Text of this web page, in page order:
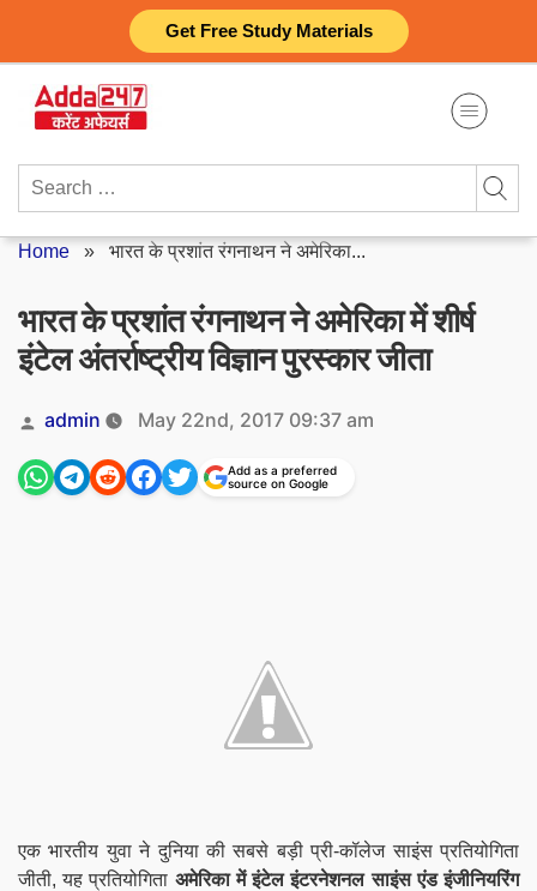
Get Free Study Materials
content
Search
Home » भारत के प्रशांत रंगनाथन ने अमेरिका...
भारत के प्रशांत रंगनाथन ने अमेरिका में शीर्ष
इंटेल अंतर्राष्ट्रीय विज्ञान पुरस्कार जीता
Posted
by
admin May 22nd, 2017 09:37 am
Add as a preferred
source on Google
एक भारतीय युवा ने दुनिया की सबसे बड़ी प्री-कॉलेज साइंस प्रतियोगिता
जीती, यह प्रतियोगिता अमेरिका में इंटेल इंटरनेशनल साइंस एंड इंजीनियरिंग